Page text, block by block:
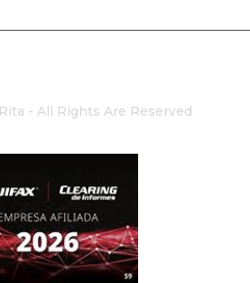
- All Rights Are Reserved